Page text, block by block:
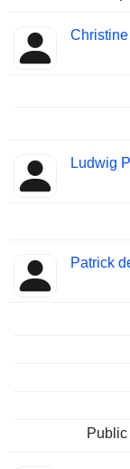
Ludwig
Patrick